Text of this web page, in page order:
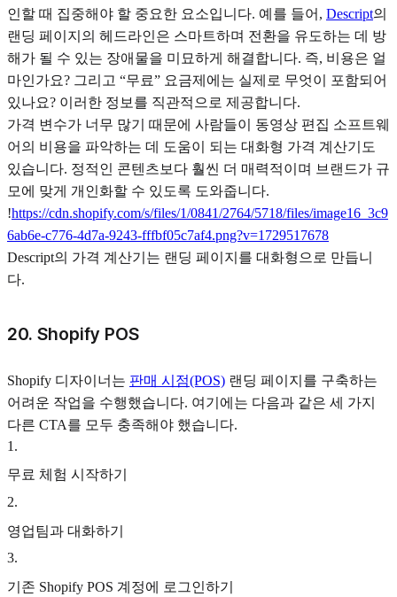
인할 때 집중해야 할 중요한 요소입니다. 예를 들어, Descript의
랜딩 페이지의 헤드라인은 스마트하며 전환을 유도하는 데 방
해가 될 수 있는 장애물을 미묘하게 해결합니다. 즉, 비용은 얼
마인가요? 그리고 “무료” 요금제에는 실제로 무엇이 포함되어
있나요? 이러한 정보를 직관적으로 제공합니다.
가격 변수가 너무 많기 때문에 사람들이 동영상 편집 소프트웨
어의 비용을 파악하는 데 도움이 되는 대화형 가격 계산기도
있습니다. 정적인 콘텐츠보다 훨씬 더 매력적이며 브랜드가 규
모에 맞게 개인화할 수 있도록 도와줍니다.
!https://cdn.shopify.com/s/files/1/0841/2764/5718/files/image16_3c9
6ab6e-c776-4d7a-9243-fffbf05c7af4.png?v=1729517678
Descript의 가격 계산기는 랜딩 페이지를 대화형으로 만듭니
다.
20. Shopify POS
Shopify 디자이너는 판매 시점(POS) 랜딩 페이지를 구축하는
어려운 작업을 수행했습니다. 여기에는 다음과 같은 세 가지
다른 CTA를 모두 충족해야 했습니다.
1 .
무료 체험 시작하기
2.
영업팀과 대화하기
3.
기존 Shopify POS 계정에 로그인하기